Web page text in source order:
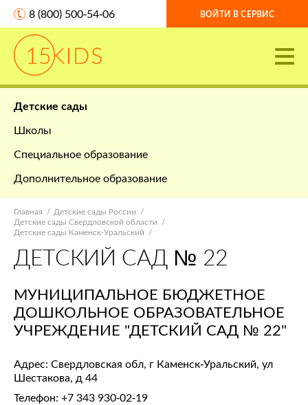
8 (800) 500-54-06 ВОЙТИ В СЕРВИС
Детские сады
Школы
Специальное образование
Дополнительное образование
Главная
Детские сады России
Детские сады Свердловской области
Детские сады Каменск-Уральский
ДЕТСКИЙ САД № 22
МУНИЦИПАЛЬНОЕ БЮДЖЕТНОЕ
ДОШКОЛЬНОЕ ОБРАЗОВАТЕЛЬНОЕ
УЧРЕЖДЕНИЕ "ДЕТСКИЙ САД № 22"
Адрес: Свердловская обл, г Каменск-Уральский, ул
Шестакова, д 44
Телефон: +7 343 930-02-19